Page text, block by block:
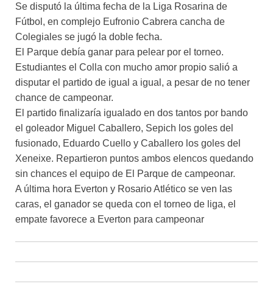
Se disputó la última fecha de la Liga Rosarina de
Fútbol, en complejo Eufronio Cabrera cancha de
Colegiales se jugó la doble fecha.
El Parque debía ganar para pelear por el torneo.
Estudiantes el Colla con mucho amor propio salió a
disputar el partido de igual a igual, a pesar de no tener
chance de campeonar.
El partido finalizaría igualado en dos tantos por bando
el goleador Miguel Caballero, Sepich los goles del
fusionado, Eduardo Cuello y Caballero los goles del
Xeneixe. Repartieron puntos ambos elencos quedando
sin chances el equipo de El Parque de campeonar.
A última hora Everton y Rosario Atlético se ven las
caras, el ganador se queda con el torneo de liga, el
empate favorece a Everton para campeonar